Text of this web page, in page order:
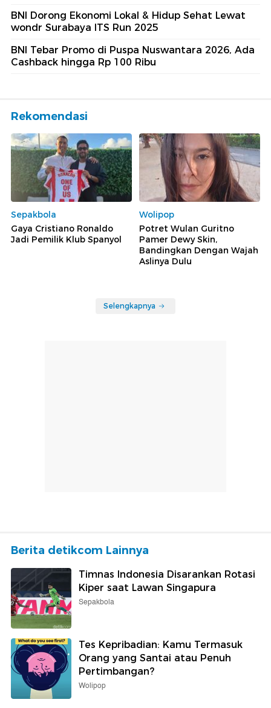
BNI Dorong Ekonomi Lokal & Hidup Sehat Lewat
wondr Surabaya ITS Run 2025
BNI Tebar Promo di Puspa Nuswantara 2026, Ada
Cashback hingga Rp 100 Ribu
Rekomendasi
Sepakbola
Gaya Cristiano Ronaldo
Jadi Pemilik Klub Spanyol
Wolipop
Potret Wulan Guritno
Pamer Dewy Skin,
Bandingkan Dengan Wajah
Aslinya Dulu
Selengkapnya
Berita detikcom Lainnya
Timnas Indonesia Disarankan Rotasi
Kiper saat Lawan Singapura
Sepakbola
Tes Kepribadian: Kamu Termasuk
Orang yang Santai atau Penuh
Pertimbangan?
Wolipop